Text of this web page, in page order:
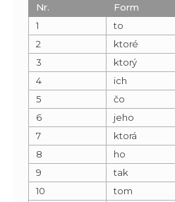
Nr. Form
1
to
2
ktoré
3
ktorý
4
ich
5
čo
6
jeho
7
ktorá
8
ho
9
tak
10
tom